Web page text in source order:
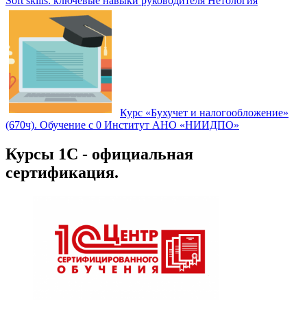
Курс «Бухучет и налогообложение»
(670ч). Обучение с 0 Институт АНО «НИИДПО»
Курсы 1С - официальная
сертификация.